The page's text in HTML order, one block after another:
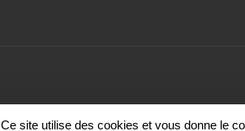
Ce site utilise des cookies et vous donne le